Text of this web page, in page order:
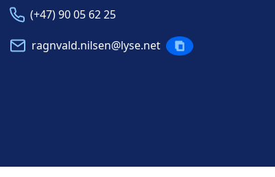
Telefon(+47) 90 05 62 25
E-
ragnvald.nilsen@lyse.net
KOPIERE